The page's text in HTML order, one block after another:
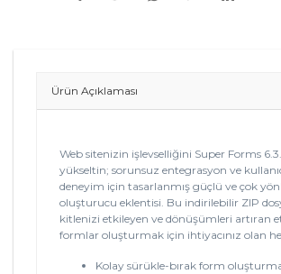
Ürün Açıklaması
Web sitenizin işlevselliğini Super Forms
yükseltin; sorunsuz entegrasyon ve
deneyim için tasarlanmış güçlü ve çok
oluşturucu eklentisi. Bu indirilebilir ZIP
kitlenizi etkileyen ve dönüşümleri artıran
formlar oluşturmak için ihtiyacınız olan
Kolay sürükle-bırak form